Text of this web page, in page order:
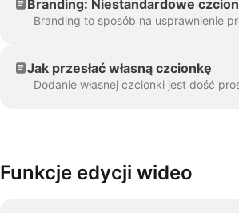
Branding: Niestandardowe
Jak przesłać własną czcionkę
Funkcje edycji wideo